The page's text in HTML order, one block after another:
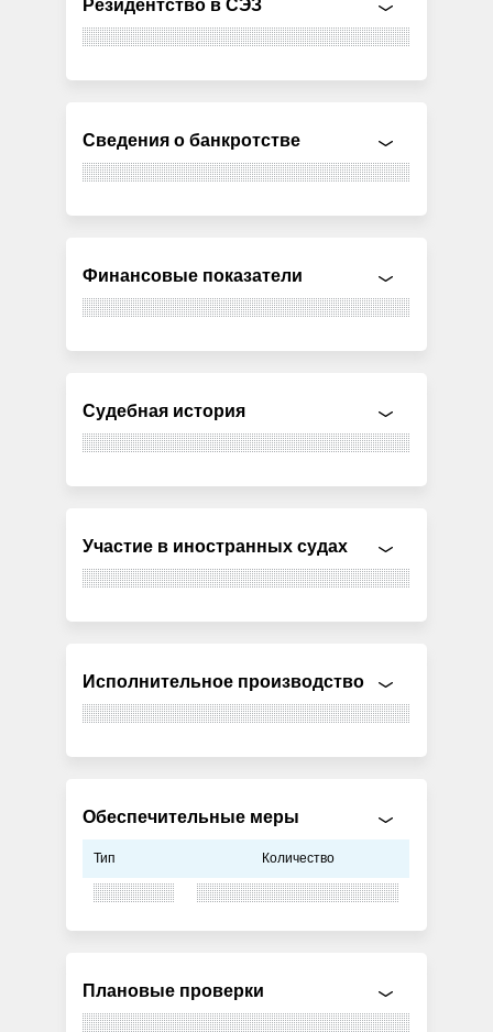
Резидентство в СЭЗ
Сведения о банкротстве
Финансовые показатели
Судебная история
Участие в иностранных судах
Исполнительное производство
Обеспечительные меры
Тип Количество
Плановые проверки